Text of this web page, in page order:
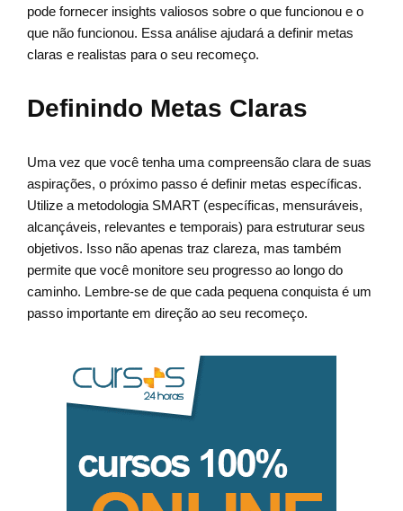
pode fornecer insights valiosos sobre o que funcionou e o
que não funcionou. Essa análise ajudará a definir metas
claras e realistas para o seu recomeço.
Definindo Metas Claras
Uma vez que você tenha uma compreensão clara de suas
aspirações, o próximo passo é definir metas específicas.
Utilize a metodologia SMART (específicas, mensuráveis,
alcançáveis, relevantes e temporais) para estruturar seus
objetivos. Isso não apenas traz clareza, mas também
permite que você monitore seu progresso ao longo do
caminho. Lembre-se de que cada pequena conquista é um
passo importante em direção ao seu recomeço.